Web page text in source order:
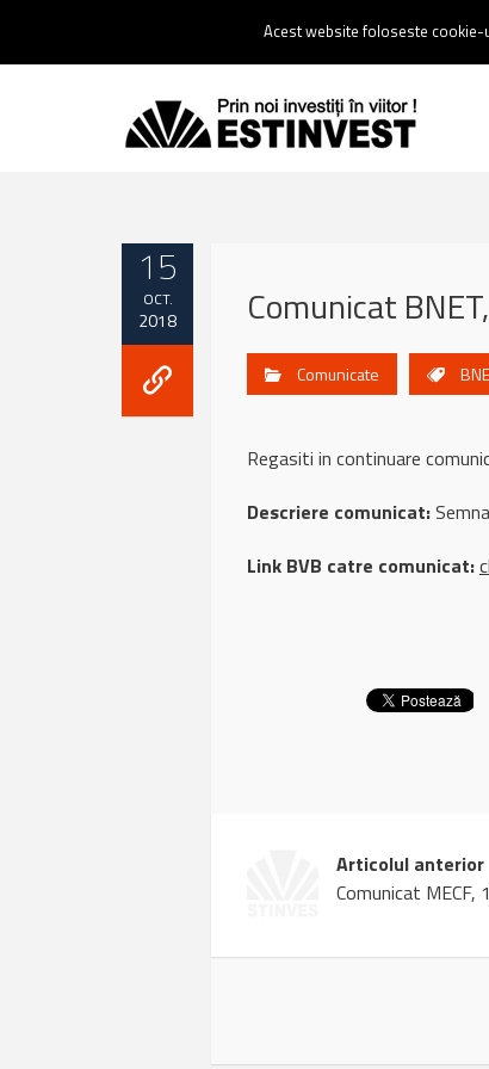
0237 238 900 |Email :
15
OCT.
2018 Comunicat
Comunicate
Regasiti in continuare
Descriere comunicat:
Link BVB catre comunicat:
Articolul anterior
Comunicat
Acest website foloseste